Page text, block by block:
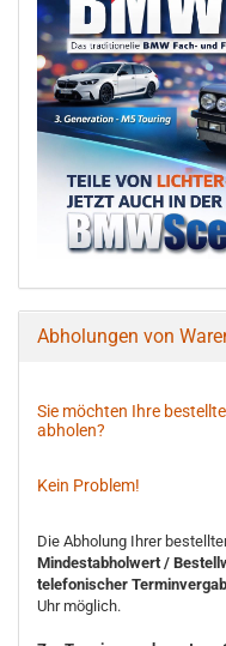
Abholungen von
Sie möchten Ihre
abholen?
Kein Problem!
Die Abholung Ihrer
Mindestabholwert /
telefonischer
Uhr möglich.